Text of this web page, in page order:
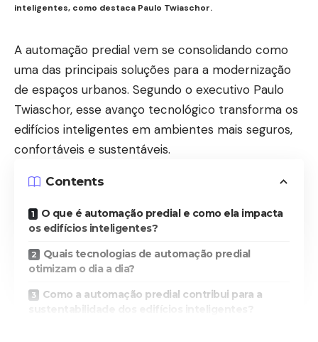
inteligentes, como destaca Paulo Twiaschor.
A automação predial vem se consolidando como
uma das principais soluções para a modernização
de espaços urbanos. Segundo o executivo Paulo
Twiaschor, esse avanço tecnológico transforma os
edifícios inteligentes em ambientes mais seguros,
confortáveis e sustentáveis.
Contents
O que é automação predial e como ela impacta
os edifícios inteligentes?
Quais tecnologias de automação predial
otimizam o dia a dia?
Como a automação predial contribui para a